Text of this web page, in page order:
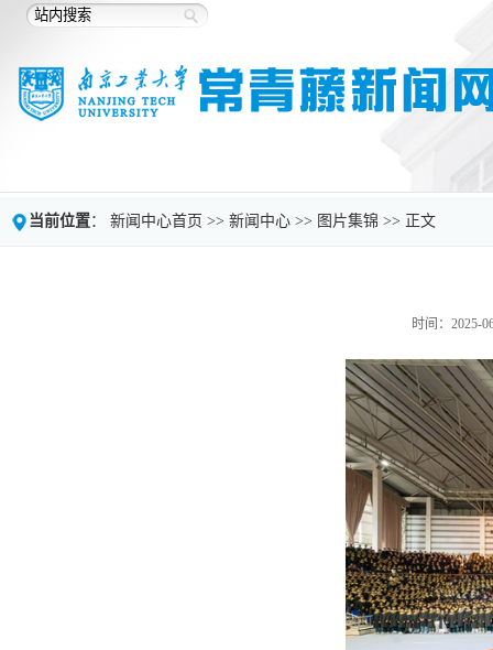
当前位置： 新闻中心首页 >> 新闻中心 >> 图片集锦 >> 正文
时间：2025-